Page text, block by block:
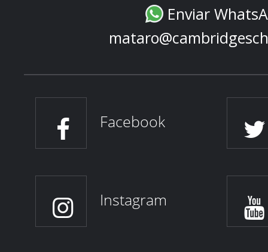
Enviar
Facebook
Instagram